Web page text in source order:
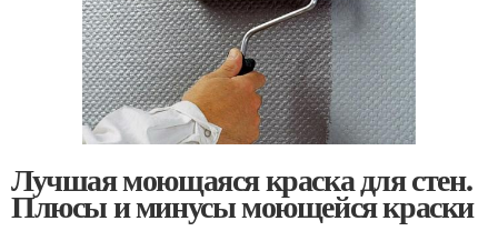
Лучшая моющаяся краска для стен.
Плюсы и минусы моющейся краски